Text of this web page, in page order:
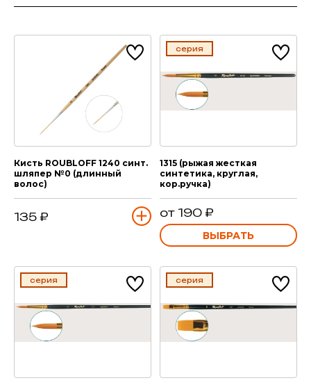
Кисть ROUBLOFF 1240 синт.
шляпер №0 (длинный
волос)
135 ₽
серия
1315 (рыжая жесткая
синтетика, круглая,
кор.ручка)
от 190 ₽
ВЫБРАТЬ
серия серия